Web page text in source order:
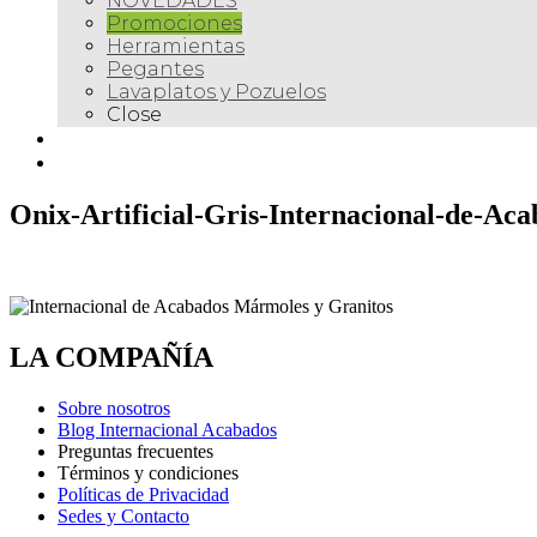
Promociones
Herramientas
Pegantes
Lavaplatos y Pozuelos
Close
Onix-Artificial-Gris-Internacional-de-
LA COMPAÑÍA
Sobre nosotros
Blog Internacional Acabados
Preguntas frecuentes
Términos y condiciones
Políticas de Privacidad
Sedes y Contacto